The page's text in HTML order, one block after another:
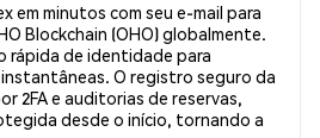
em minutos com seu e-mail para
Blockchain (OHO) globalmente.
rápida de identidade para
O registro seguro da
2FA e auditorias de reservas,
desde o início, tornando a